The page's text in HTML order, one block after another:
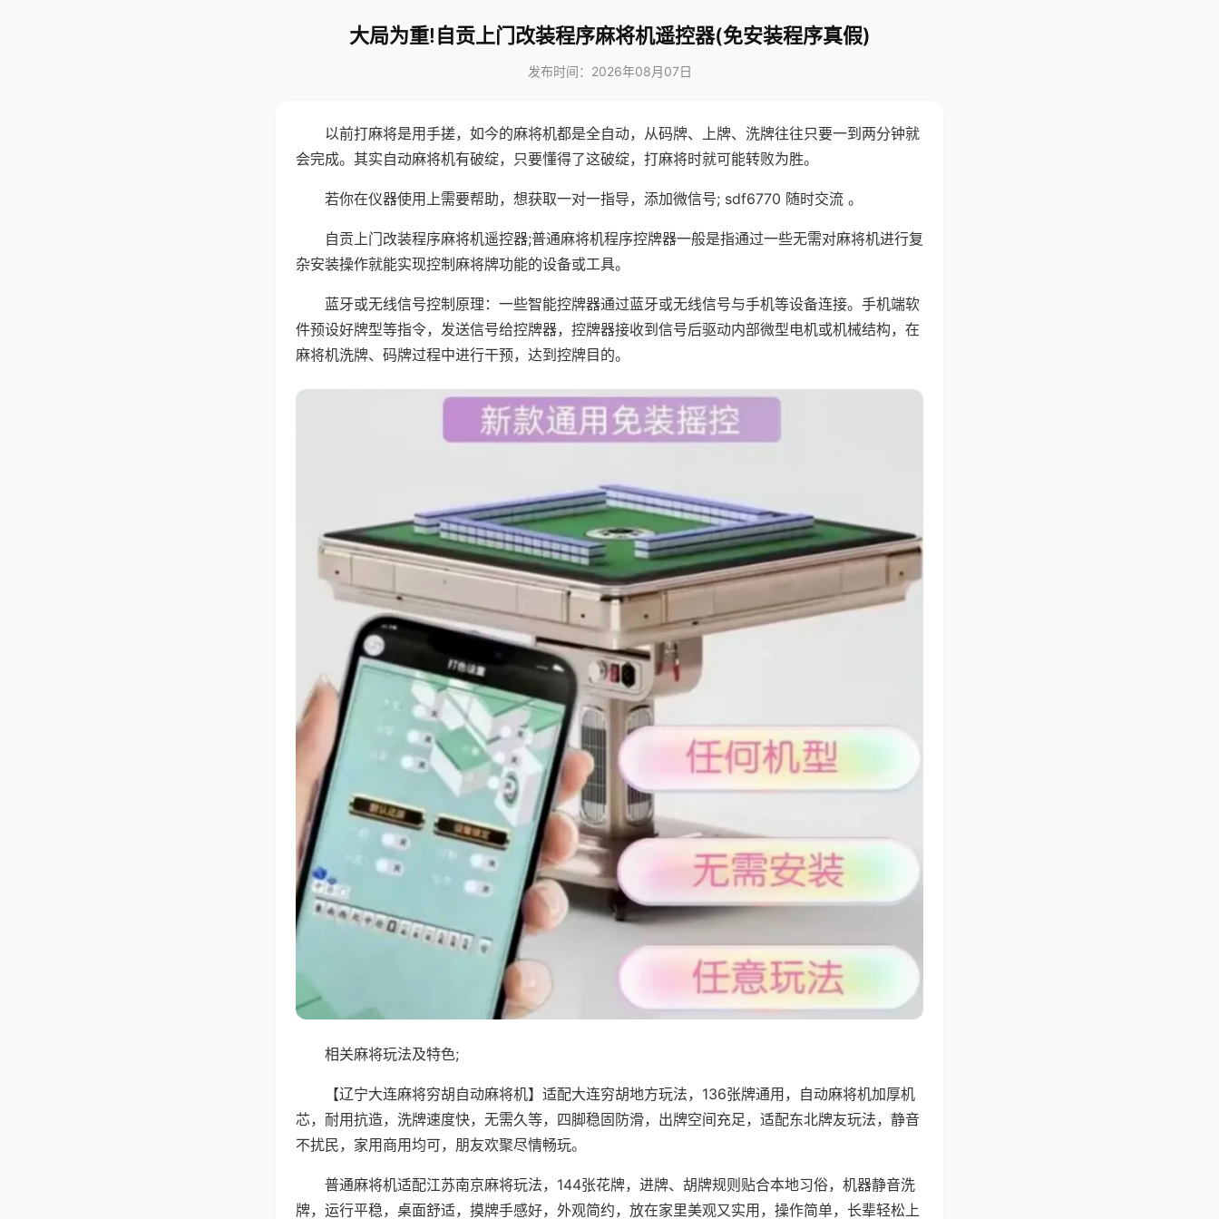
大局为重!自贡上门改装程序麻将机遥控器(免安装程序真假)
发布时间：2026年08月07日
以前打麻将是用手搓，如今的麻将机都是全自动，从码牌、上牌、洗牌往往只要一到两分钟就
会完成。其实自动麻将机有破绽，只要懂得了这破绽，打麻将时就可能转败为胜。
若你在仪器使用上需要帮助，想获取一对一指导，添加微信号; sdf6770 随时交流 。
自贡上门改装程序麻将机遥控器;普通麻将机程序控牌器一般是指通过一些无需对麻将机进行复
杂安装操作就能实现控制麻将牌功能的设备或工具。
蓝牙或无线信号控制原理：一些智能控牌器通过蓝牙或无线信号与手机等设备连接。手机端软
件预设好牌型等指令，发送信号给控牌器，控牌器接收到信号后驱动内部微型电机或机械结构，在
麻将机洗牌、码牌过程中进行干预，达到控牌目的。
相关麻将玩法及特色;
【辽宁大连麻将穷胡自动麻将机】适配大连穷胡地方玩法，136张牌通用，自动麻将机加厚机
芯，耐用抗造，洗牌速度快，无需久等，四脚稳固防滑，出牌空间充足，适配东北牌友玩法，静音
不扰民，家用商用均可，朋友欢聚尽情畅玩。
普通麻将机适配江苏南京麻将玩法，144张花牌，进牌、胡牌规则贴合本地习俗，机器静音洗
牌，运行平稳，桌面舒适，摸牌手感好，外观简约，放在家里美观又实用，操作简单，长辈轻松上